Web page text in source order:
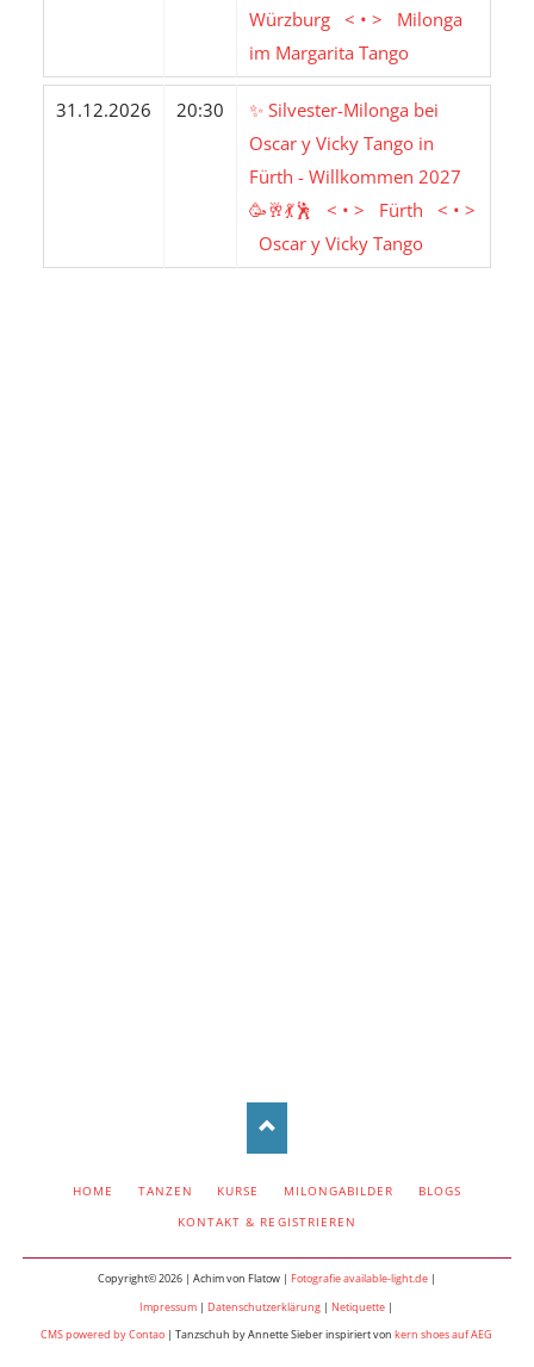
Würzburg < • > Milonga
im Margarita Tango
31.12.2026 20:30
✨ Silvester-Milonga bei
Oscar y Vicky Tango in
Fürth - Willkommen 2027
🥳🥂💃🕺 < • > Fürth < • >
Oscar y Vicky Tango
HOME TANZEN KURSE MILONGABILDER
BLOGS
KONTAKT & REGISTRIEREN
Copyright© 2026 | Achim von Flatow | Fotografie available-light.de|
Impressum |Datenschutzerklärung |Netiquette |
CMS powered by Contao | Tanzschuh by Annette Sieber inspiriert vonkern shoes auf AEG